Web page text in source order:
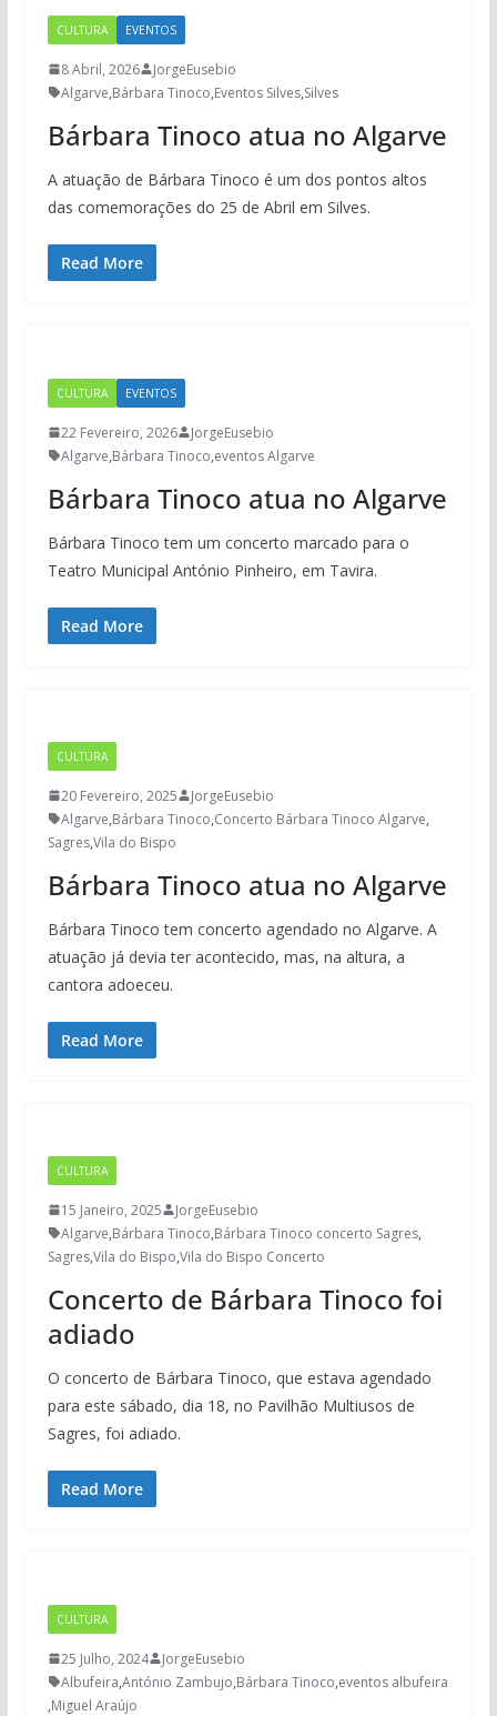
CULTURA EVENTOS
8 Abril, 2026
JorgeEusebio
Algarve,Bárbara Tinoco,Eventos Silves,Silves
Bárbara Tinoco atua no Algarve
A atuação de Bárbara Tinoco é um dos pontos altos
das comemorações do 25 de Abril em Silves.
Read More
CULTURA EVENTOS
22 Fevereiro, 2026
JorgeEusebio
Algarve,Bárbara Tinoco,eventos Algarve
Bárbara Tinoco atua no Algarve
Bárbara Tinoco tem um concerto marcado para o
Teatro Municipal António Pinheiro, em Tavira.
Read More
CULTURA
20 Fevereiro, 2025
JorgeEusebio
Algarve,Bárbara Tinoco,Concerto Bárbara Tinoco Algarve,
Sagres,Vila do Bispo
Bárbara Tinoco atua no Algarve
Bárbara Tinoco tem concerto agendado no Algarve. A
atuação já devia ter acontecido, mas, na altura, a
cantora adoeceu.
Read More
CULTURA
15 Janeiro, 2025
JorgeEusebio
Algarve,Bárbara Tinoco,Bárbara Tinoco concerto Sagres,
Sagres,Vila do Bispo,Vila do Bispo Concerto
Concerto de Bárbara Tinoco foi
adiado
O concerto de Bárbara Tinoco, que estava agendado
para este sábado, dia 18, no Pavilhão Multiusos de
Sagres, foi adiado.
Read More
CULTURA
25 Julho, 2024
JorgeEusebio
Albufeira,António Zambujo,Bárbara Tinoco,eventos albufeira
,Miguel Araújo